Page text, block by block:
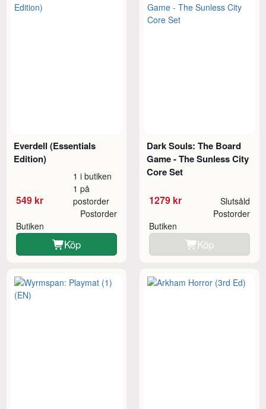
Everdell (Essentials
Edition)
549 kr
1 i butiken
1 på
postorder
Butiken
Postorder
Köp
Dark Souls: The Board
Game - The Sunless City
Core Set
1279 kr Slutsåld
Butiken
Postorder
Köp